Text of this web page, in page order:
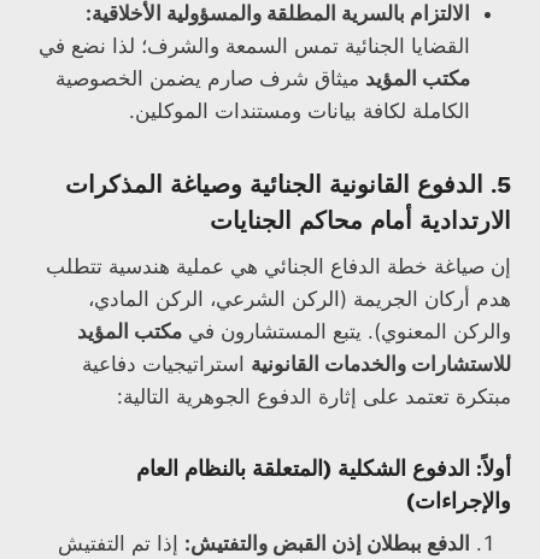
الالتزام بالسرية المطلقة والمسؤولية الأخلاقية:
القضايا الجنائية تمس السمعة والشرف؛ لذا نضع في
مكتب المؤيد ميثاق شرف صارم يضمن الخصوصية
الكاملة لكافة بيانات ومستندات الموكلين.
5. الدفوع القانونية الجنائية وصياغة المذكرات
الارتدادية أمام محاكم الجنايات
إن صياغة خطة الدفاع الجنائي هي عملية هندسية تتطلب
هدم أركان الجريمة (الركن الشرعي، الركن المادي،
والركن المعنوي). يتبع المستشارون في مكتب المؤيد
للاستشارات والخدمات القانونية استراتيجيات دفاعية
مبتكرة تعتمد على إثارة الدفوع الجوهرية التالية:
أولاً: الدفوع الشكلية (المتعلقة بالنظام العام
والإجراءات)
الدفع ببطلان إذن القبض والتفتيش: إذا تم التفتيش